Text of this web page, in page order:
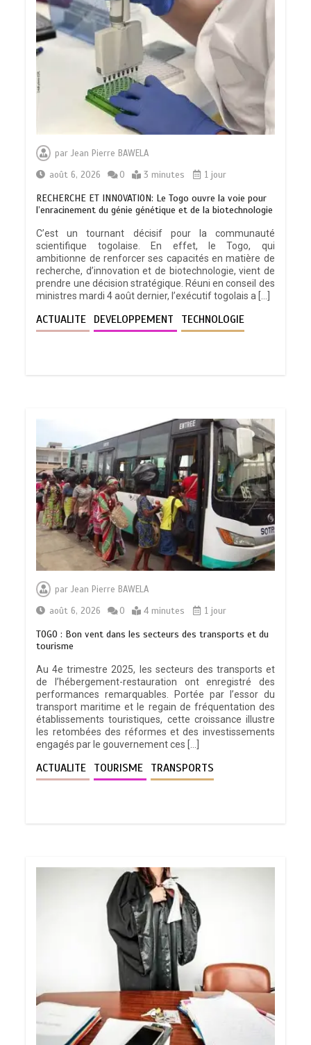
parJean Pierre BAWELA
août 6, 2026
0 3 minutes 1 jour
RECHERCHE ET INNOVATION: Le Togo ouvre la voie pour
l’enracinement du génie génétique et de la biotechnologie
C’est un tournant décisif pour la communauté
scientifique togolaise. En effet, le Togo, qui
ambitionne de renforcer ses capacités en matière de
recherche, d’innovation et de biotechnologie, vient de
prendre une décision stratégique. Réuni en conseil des
ministres mardi 4 août dernier, l’exécutif togolais a […]
ACTUALITE DEVELOPPEMENT TECHNOLOGIE
parJean Pierre BAWELA
août 6, 2026
0 4 minutes 1 jour
TOGO : Bon vent dans les secteurs des transports et du
tourisme
Au 4e trimestre 2025, les secteurs des transports et
de l’hébergement-restauration ont enregistré des
performances remarquables. Portée par l’essor du
transport maritime et le regain de fréquentation des
établissements touristiques, cette croissance illustre
les retombées des réformes et des investissements
engagés par le gouvernement ces […]
ACTUALITE TOURISME TRANSPORTS